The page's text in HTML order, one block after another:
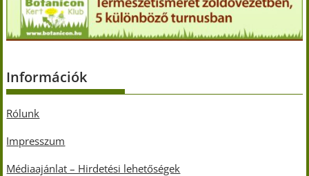
Információk
Rólunk
Impresszum
Médiaajánlat – Hirdetési lehetőségek